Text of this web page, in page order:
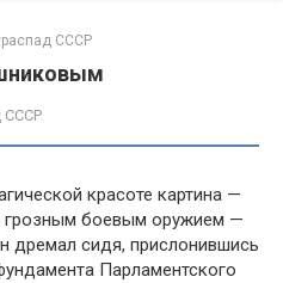
СССР
СССР
красоте карти­на —
грозным боевым оружи­ем —
дремал сидя, прислонив­шись
Парламентско­го